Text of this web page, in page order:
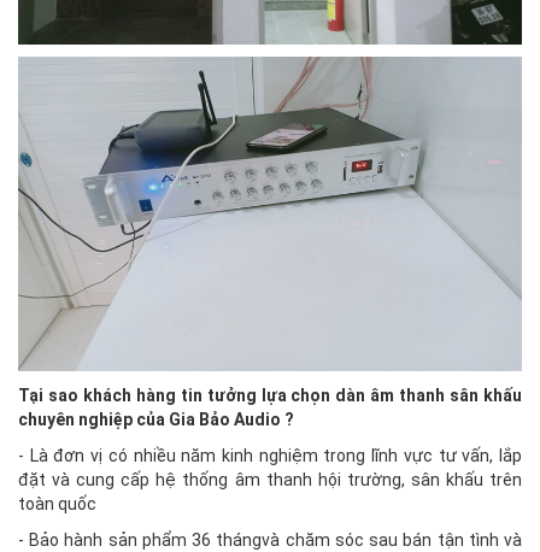
Tại sao khách hàng tin tưởng lựa chọn dàn âm thanh sân khấu
chuyên nghiệp của Gia Bảo Audio ?
- Là đơn vị có nhiều năm kinh nghiệm trong lĩnh vực tư vấn, lắp
đặt và cung cấp hệ thống âm thanh hội trường, sân khấu trên
toàn quốc
- Bảo hành sản phẩm 36 thángvà chăm sóc sau bán tận tình và